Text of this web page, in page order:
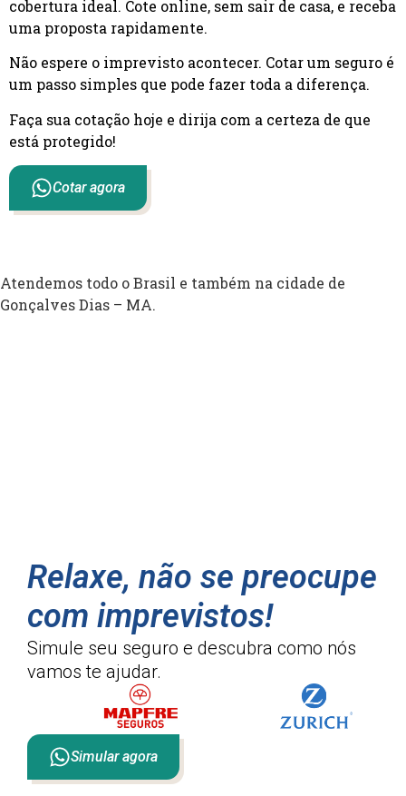
cobertura ideal. Cote online, sem sair de casa, e receba
uma proposta rapidamente.
Não espere o imprevisto acontecer. Cotar um seguro é
um passo simples que pode fazer toda a diferença.
Faça sua cotação hoje e dirija com a certeza de que
está protegido!
Cotar agora
Atendemos todo o Brasil e também na cidade de
Gonçalves Dias – MA.
Relaxe, não se preocupe
com imprevistos!
Simule seu seguro e descubra como nós
vamos te ajudar.
Simular agora